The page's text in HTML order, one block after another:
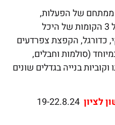
ממתחם של הפעלות,
סדנאות, משחקיה ויצירה בכל 3 הקומות של היכל
כדורגל, הקפצת צפרדעים
(סולמות וחבלים,
בנייה בגדלים שונים
לציון